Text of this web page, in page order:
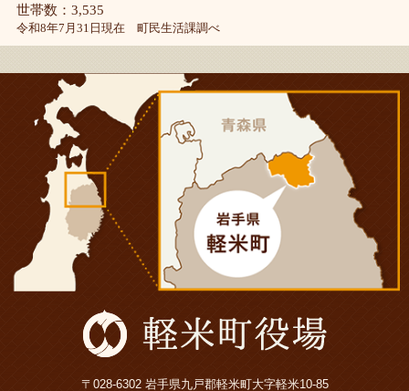
世帯数：3,535
令和8年7月31日現在 町民生活課調べ
〒028-6302 岩手県九戸郡軽米町大字軽米10-85